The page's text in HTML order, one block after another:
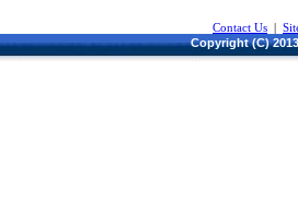
Contact Us |
Copyright (C)